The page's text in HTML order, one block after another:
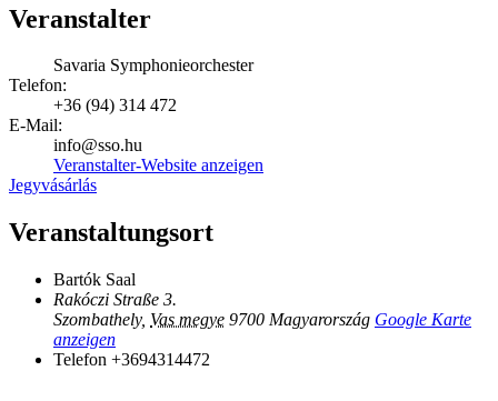
Veranstalter
Savaria Symphonieorchester
Telefon:
+36 (94) 314 472
E-Mail:
info@sso.hu
Veranstalter-Website anzeigen
Jegyvásárlás
Veranstaltungsort
Bartók Saal
Rakóczi Straße 3.
Szombathely, Vas megye 9700 Magyarország Google Karte
anzeigen
Telefon +3694314472